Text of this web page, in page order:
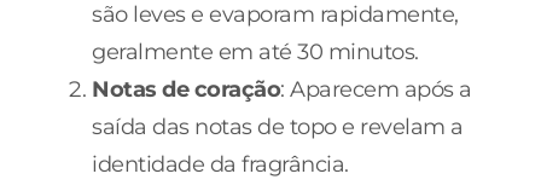
são leves e evaporam rapidamente,
geralmente em até 30 minutos.
Notas de coração: Aparecem após a
saída das notas de topo e revelam a
identidade da fragrância.